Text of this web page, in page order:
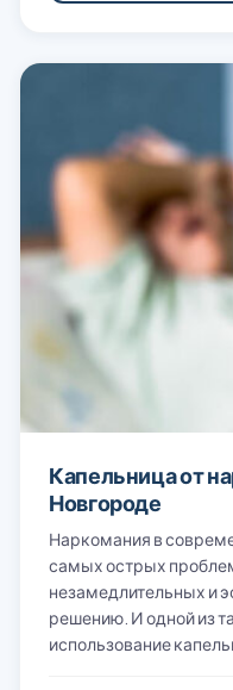
Капельница от
Новгороде
Наркомания в
самых острых
незамедлительных и
решению. И одной из
использование